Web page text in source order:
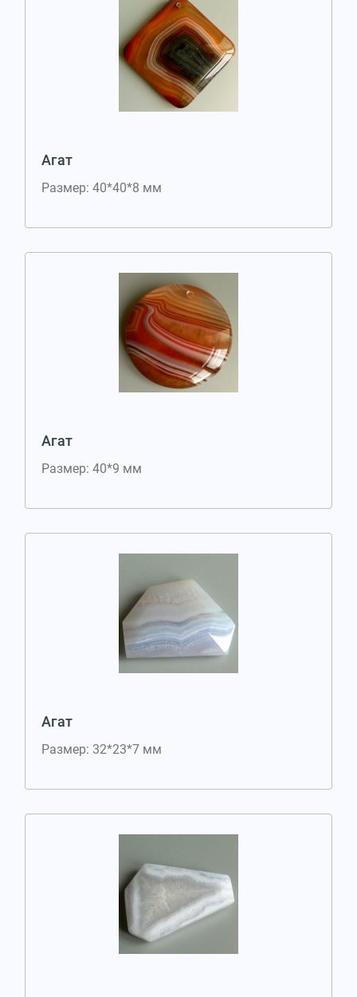
Агат
Размер: 40*40*8 мм
Агат
Размер: 40*9 мм
Агат
Размер: 32*23*7 мм